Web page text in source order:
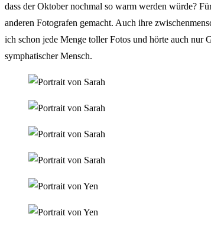
dass der Oktober nochmal so warm werden würde?
anderen Fotografen gemacht. Auch ihre
ich schon jede Menge toller Fotos und hörte auch nur
symphatischer Mensch.